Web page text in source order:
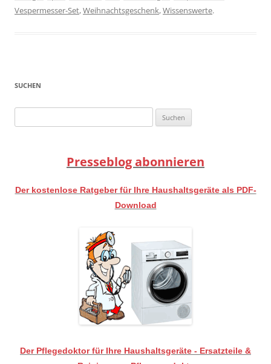
Vespermesser-Set,Weihnachtsgeschenk,Wissenswerte.
SUCHEN
nach:
Presseblog abonnieren
Der kostenlose Ratgeber für Ihre Haushaltsgeräte als PDF-
Download
Der Pflegedoktor für Ihre Haushaltsgeräte - Ersatzteile &